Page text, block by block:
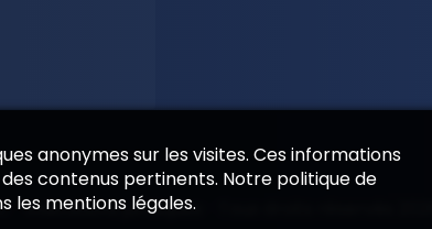
—Indications juridiques
anonymes sur les visites. Ces informations
contenus pertinents. Notre politique de
les mentions légales.